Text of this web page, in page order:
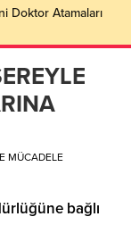
Doktor Atamaları
MÜCADELE
bağlı